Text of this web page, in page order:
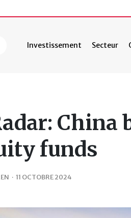
Investissement Secteur
China
funds
· 11 OCTOBRE 2024